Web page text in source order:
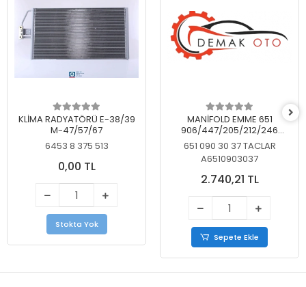
KLİMA RADYATÖRÜ E-38/39
M-47/57/67
6453 8 375 513
0,00 TL
Stokta Yok
MANİFOLD EMME 651
906/447/205/212/246
KELEBEKSİZ
651 090 30 37 TACLAR
A6510903037
2.740,21 TL
Sepete Ekle